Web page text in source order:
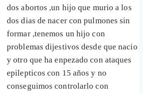
dos abortos ,un hijo que murio a los
dos dias de nacer con pulmones sin
formar ,tenemos un hijo con
problemas dijestivos desde que nacio
y otro que ha enpezado con ataques
epilepticos con 15 años y no
conseguimos controlarlo con